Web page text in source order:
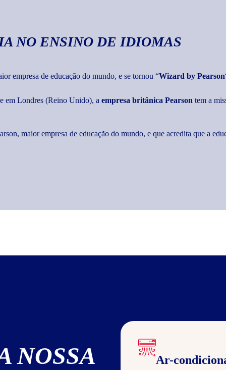
NO ENSINO DE IDIOMAS
empresa de educação do mundo, e se tornou “Wizard by Pearson
em Londres (Reino Unido), a empresa britânica Pearson tem a
maior empresa de educação do mundo, e que acredita que a
NOSSA
Ar-